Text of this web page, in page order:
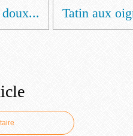
Tatin aux